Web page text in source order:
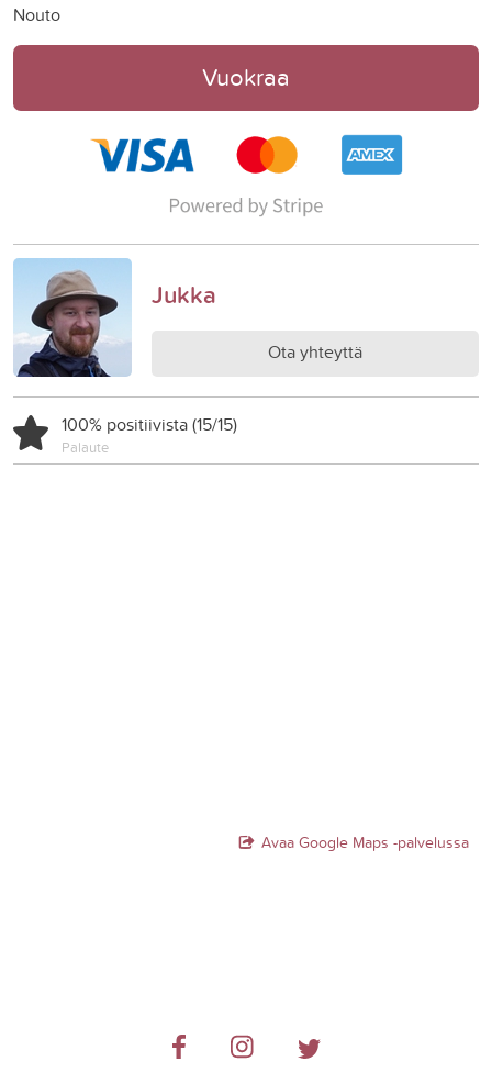
Nouto
Vuokraa
Jukka
Ota yhteyttä
100% positiivista (15/15)
Palaute
Avaa Google Maps -palvelussa